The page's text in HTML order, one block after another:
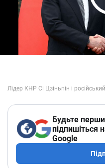
Будьте
підпишіться
Google